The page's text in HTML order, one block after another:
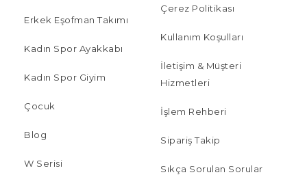
Erkek Eşofman Takımı
Kadın Spor Ayakkabı
Kadın Spor Giyim
Çocuk
Blog
W Serisi
Çerez Politikası
Kullanım Koşulları
İletişim & Müşteri
Hizmetleri
İşlem Rehberi
Sipariş Takip
Sıkça Sorulan Sorular